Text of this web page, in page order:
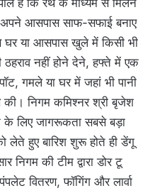
अपने आसपास साफ-सफाई बनाए
घर या आसपास खुले में किसी भी
ठहराव नहीं होने देने, हफ्ते में एक
गमले या घर में जहां भी पानी
निगम कमिश्नर श्री बृजेश
के लिए जागरूकता सबसे बड़ा
लेते हुए बारिश शुरू होते ही डेंगू
निगम की टीम द्वारा डोर टू
वितरण, फॉगिंग और लार्वा